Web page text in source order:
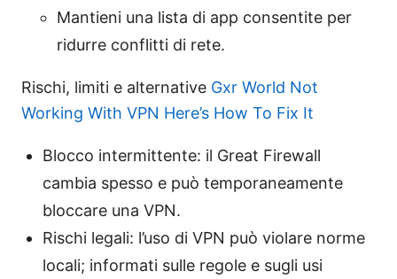
Mantieni una lista di app consentite per
ridurre conflitti di rete.
Rischi, limiti e alternative Gxr World Not
Working With VPN Here’s How To Fix It
Blocco intermittente: il Great Firewall
cambia spesso e può temporaneamente
bloccare una VPN.
Rischi legali: l’uso di VPN può violare norme
locali; informati sulle regole e sugli usi